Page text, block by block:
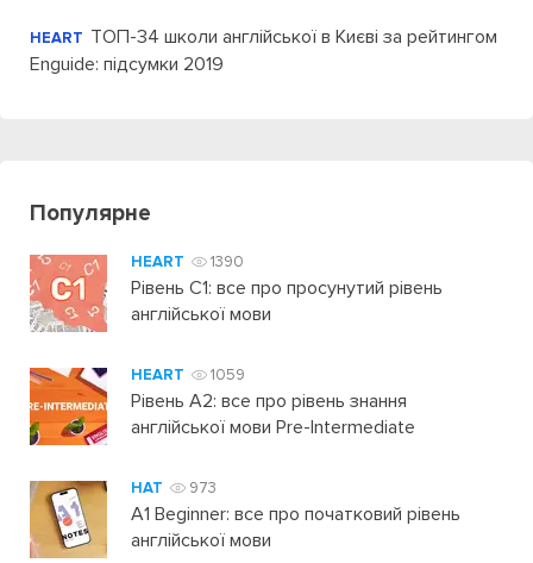
HEART ТОП-34 школи англійської в Києві за рейтингом
Enguide: підсумки 2019
Популярне
HEART 1390
Рівень C1: все про просунутий рівень
англійської мови
HEART 1059
Рівень А2: все про рівень знання
англійської мови Pre-Intermediate
HAT 973
A1 Beginner: все про початковий рівень
англійської мови